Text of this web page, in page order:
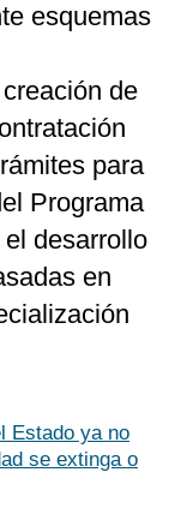
esquemas
de
para
Programa
desarrollo
en
Estado ya no
se extinga o